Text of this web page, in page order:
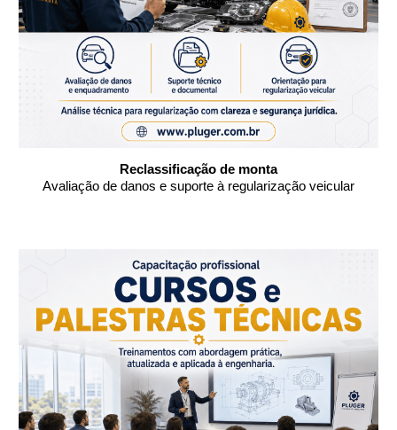
Reclassificação de monta
Avaliação de danos e suporte à regularização veicular